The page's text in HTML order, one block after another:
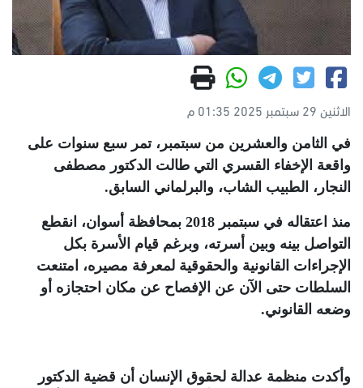
الاثنين 29 سبتمبر 2025 01:35 م
في الثامن والعشرين من سبتمبر، تمر سبع سنوات على
واقعة الإخفاء القسري التي طالت الدكتور مصطفى
النجار، الطبيب الشاب، والبرلماني السابق.
منذ اعتقاله في سبتمبر 2018 بمحافظة أسوان، انقطع
التواصل بينه وبين أسرته، وبرغم قيام الأسرة بكل
الإجراءات القانونية والحقوقية لمعرفة مصيره، امتنعت
السلطات حتى الآن عن الإفصاح عن مكان احتجازه أو
وضعه القانوني.
وأكدت منظمة عدالة لحقوق الإنسان أن قضية الدكتور